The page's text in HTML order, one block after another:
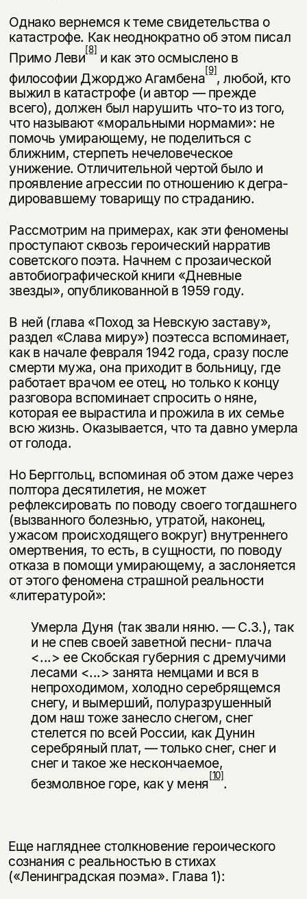
Однако вернемся к теме свидетельства о
катастрофе. Как неоднократно об этом писал
Примо Леви[8]и как это осмыслено в
философии Джорджо Агамбена[9], любой, кто
выжил в катастрофе (и автор — прежде
всего), должен был нарушить что-то из того,
что называют «моральными нормами»: не
помочь умирающему, не поделиться с
ближним, стерпеть нечеловеческое
унижение. Отличительной чертой было и
проявление агрессии по отношению к дегра­
дировавшему товарищу по страданию.
Рассмотрим на примерах, как эти феномены
проступают сквозь героический нарратив
советского поэта. Начнем с прозаической
автобиографической книги «Дневные
звезды», опубликованной в 1959 году.
В ней (глава «Поход за Невскую заставу»,
раздел «Слава миру») поэтесса вспоминает,
как в начале февраля 1942 года, сразу после
смерти мужа, она приходит в больницу, где
работает врачом ее отец, но только к концу
разго­вора вспоминает спросить о няне,
которая ее вырастила и прожила в их семье
всю жизнь. Оказывается, что та давно умерла
от голода.
Но Берггольц, вспоминая об этом даже через
полтора десятилетия, не мо­жет
рефлексировать по поводу своего тогдашнего
(вызванного болезнью, утратой, наконец,
ужасом происходящего вокруг) внутреннего
омертвения, то есть, в сущности, по поводу
отказа в помощи умирающему, а заслоняется
от этого феномена страшной реальности
«литературой»:
Умерла Дуня (так звали няню. — С.З.), так
и не спев своей заветной песни- плача
<...> ее Скобская губерния с дремучими
лесами <...> занята немцами и вся в
непроходимом, холодно серебрящемся
снегу, и вымерший, полураз­рушенный
дом наш тоже занесло снегом, снег
стелется по всей России, как Дунин
серебряный плат, — только снег, снег и
снег и такое же нескончаемое,
безмолвное горе, как у меня[10].
Еще нагляднее столкновение героического
сознания с реальностью в сти­хах
(«Ленинградская поэма». Глава 1):